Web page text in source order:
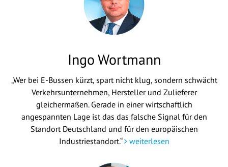
Ingo Wortmann
„Wer bei E-Bussen kürzt, spart nicht klug, sondern schwächt
Verkehrsunternehmen, Hersteller und Zulieferer
gleichermaßen. Gerade in einer wirtschaftlich
angespannten Lage ist das das falsche Signal für den
Standort Deutschland und für den europäischen
Industriestandort.“ weiterlesen